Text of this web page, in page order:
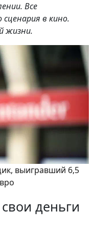
Все
в кино.
жизни.
выигравший 6,5
деньги